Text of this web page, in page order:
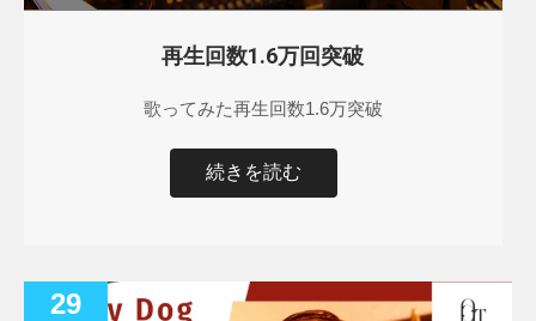
再生回数1.6万回突破
歌ってみた再生回数1.6万突破
続きを読む
29